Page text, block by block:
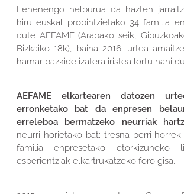
Lehenengo helburua da hazten
hiru euskal probintzietako 34 familia
dute AEFAME (Arabako seik,
Bizkaiko 18k), baina 2016. urtea
hamar bazkide izatera iristea lortu nahi
AEFAME elkartearen datozen
erronketako bat da enpresen
erreleboa bermatzeko neurriak
neurri horietako bat; tresna berri
familia enpresetako etorkizuneko
esperientziak elkartrukatzeko foro gisa.